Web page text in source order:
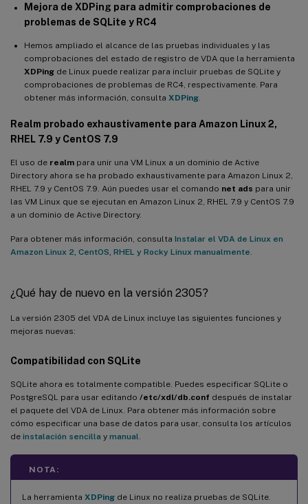
Mejora de XDPing para admitir comprobaciones de
problemas de SQLite y RC4
Hemos ampliado el alcance de las pruebas individuales y las
comprobaciones del estado de registro de VDA que la herramienta
XDPing de Linux puede realizar para incluir pruebas de SQLite y
comprobaciones de problemas de RC4, respectivamente. Para
obtener más información, consulta XDPing
Realm probado exhaustivamente para Amazon Linux 2,
RHEL 7.9 y CentOS 7.9
El uso de realm para unir una VM Linux a un dominio de Active
Directory ahora se ha probado exhaustivamente para Amazon Linux 2,
RHEL 7.9 y CentOS 7.9. Aún puedes usar el comando net ads para unir
las VM Linux que se ejecutan en Amazon Linux 2, RHEL 7.9 y CentOS 7.9
a un dominio de Active Directory.
Para obtener más información, consulta Instalar el VDA de Linux en
Amazon Linux 2, CentOS, RHEL y Rocky Linux manualmente
¿Qué hay de nuevo en la versión 2305?
La versión 2305 del VDA de Linux incluye las siguientes funciones y
mejoras nuevas:
Compatibilidad con SQLite
SQLite ahora es totalmente compatible. Puedes especificar SQLite o
PostgreSQL para usar editando /etc/xdl/db.conf después de instalar
el paquete del VDA de Linux. Para obtener más información sobre
cómo especificar una base de datos para usar, consulta los artículos
de instalación sencilla y manual
NOTA:
La herramienta XDPing de Linux no realiza pruebas de SQLite.
Novedades de la versión 2103
Compatibilidad con SSSD para unir máquinas SUSE a dominios
de Windows
Una sola imagen de VDA de Linux para casos de uso unidos y no
Mejora de la transferencia de archivos
sesión en Citrix Studio
Nuevas métricas para las máquinas virtuales Linux y las
sesiones Linux están disponibles en Citrix Director
Compatibilidad con la transmisión de Linux para RHEL 8.3 y
Asistencia para el enlace de canal LDAP
Asistencia para Ubuntu 20.04
Asistencia para el protocolo Rendezvous